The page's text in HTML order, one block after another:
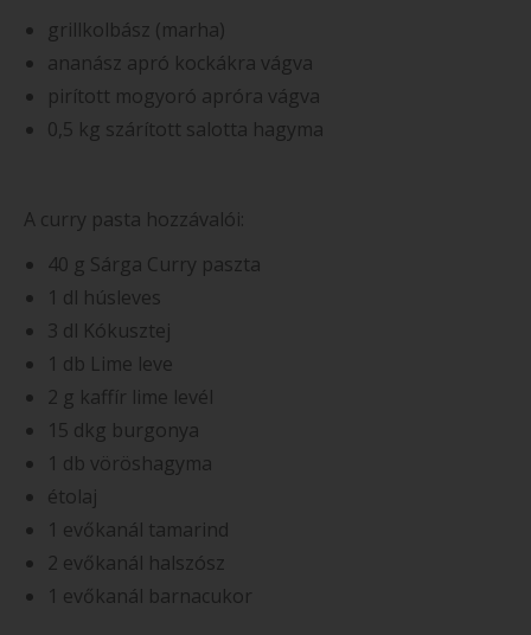
grillkolbász (marha)
ananász apró kockákra vágva
pirított mogyoró apróra vágva
0,5 kg szárított salotta hagyma
A curry pasta hozzávalói:
40 g Sárga Curry paszta
1 dl húsleves
3 dl Kókusztej
1 db Lime leve
2 g kaffír lime levél
15 dkg burgonya
1 db vöröshagyma
étolaj
1 evőkanál tamarind
2 evőkanál halszósz
1 evőkanál barnacukor